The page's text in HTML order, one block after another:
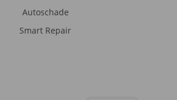
Autoschade
Smart Repair